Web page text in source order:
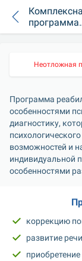
программа
Неотложная
Программа
особенностями
диагностику,
возможностей и
индивидуальной
особенностями
коррекцию
развитие